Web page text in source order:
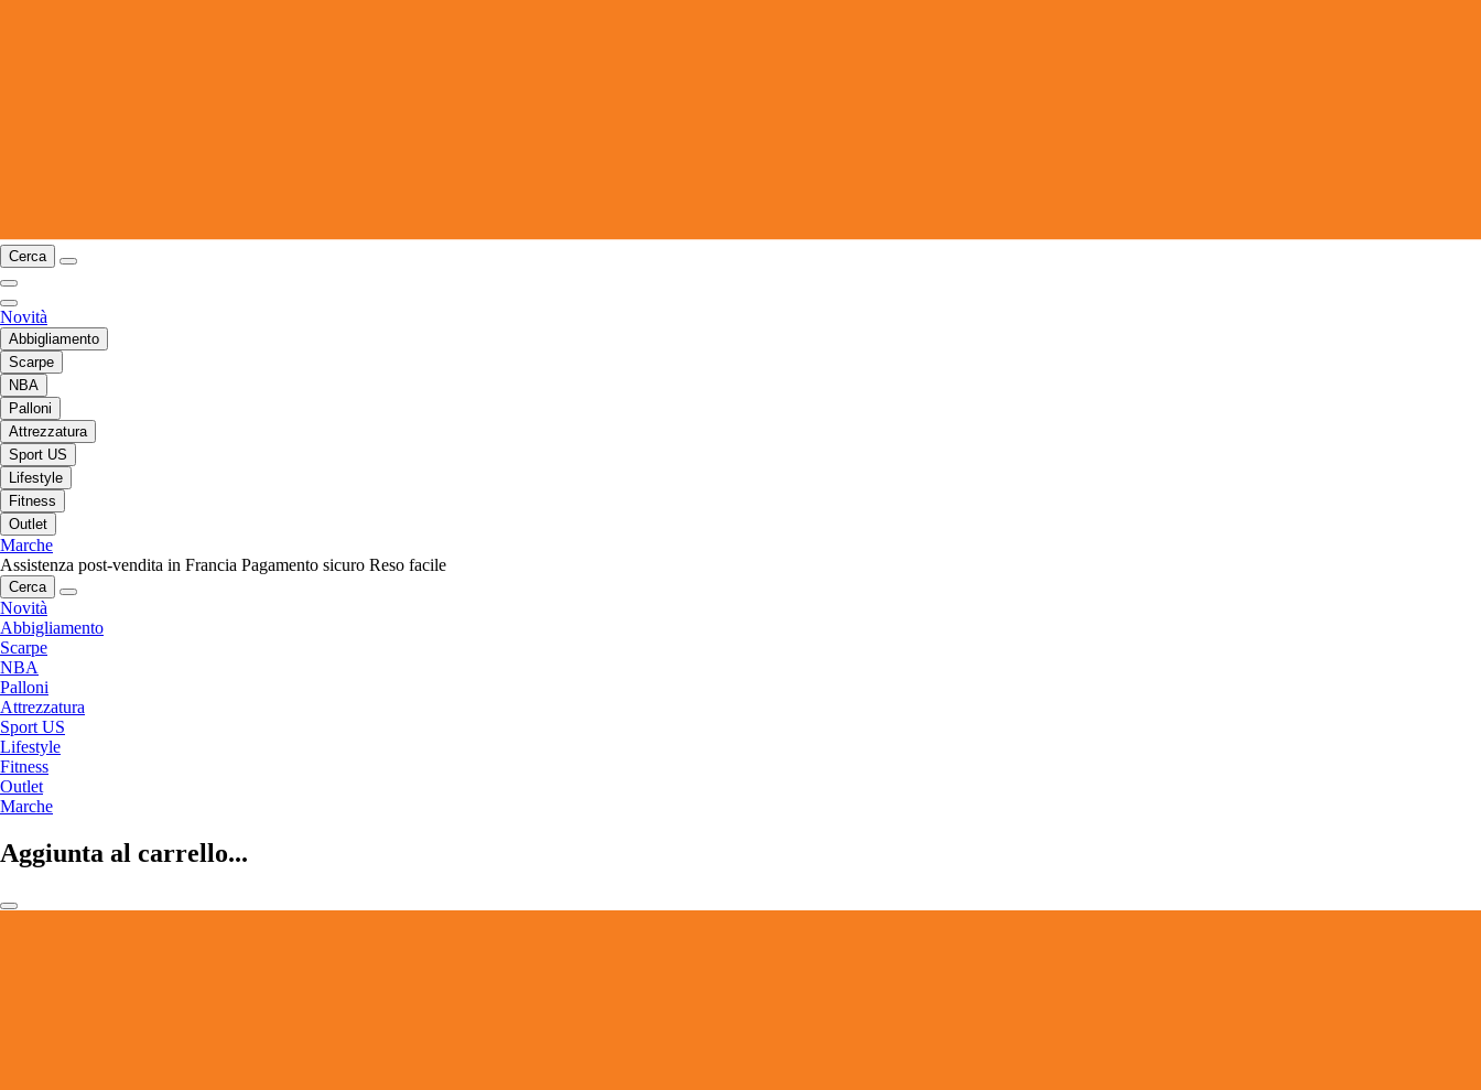
Cerca
Novità
Abbigliamento
Scarpe
NBA
Palloni
Attrezzatura
Sport US
Lifestyle
Fitness
Outlet
Marche
Assistenza post-vendita in Francia Pagamento sicuro Reso facile
Cerca
Novità
Abbigliamento
Scarpe
NBA
Palloni
Attrezzatura
Sport US
Lifestyle
Fitness
Outlet
Marche
Aggiunta al carrello...